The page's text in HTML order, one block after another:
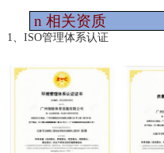
n 相关资质
1、ISO管理体系认证